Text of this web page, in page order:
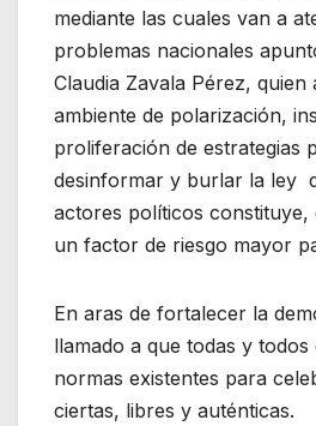
mediante las cuales van a
problemas nacionales
Claudia Zavala Pérez, quien
ambiente de polarización,
proliferación de estrategias
desinformar y burlar la ley
actores políticos
un factor de riesgo mayor
En aras de fortalecer la
llamado a que todas y todos
normas existentes para
ciertas, libres y auténticas.